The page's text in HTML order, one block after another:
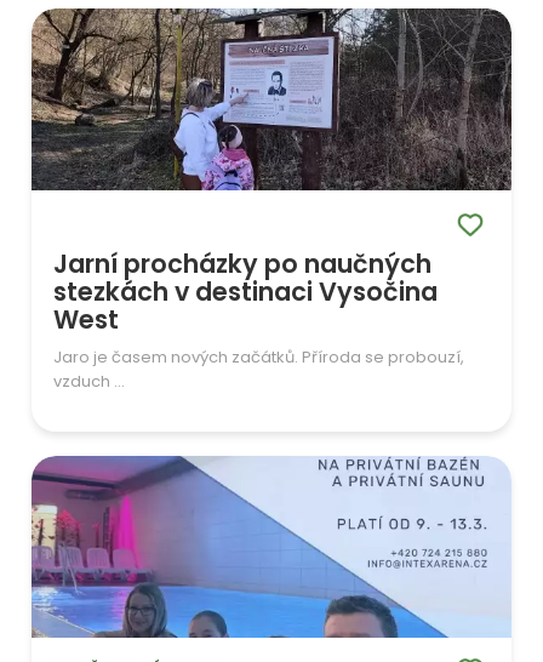
Jarní procházky po naučných
stezkách v destinaci Vysočina
West
Jaro je časem nových začátků. Příroda se probouzí,
vzduch ...